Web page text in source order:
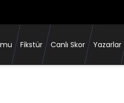
Fikstür Canlı Skor Yazarlar